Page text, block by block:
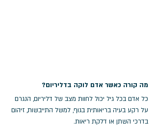
מה קורה כאשר אדם לוקה בדליריום?
כל אדם בכל גיל יכול לחוות מצב של דליריום, הנגרם
על רקע בעיה בריאותית בגוף, למשל התייבשות, זיהום
בדרכי השתן או דלקת ריאות.